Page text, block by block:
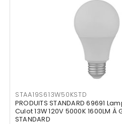
STAA19S613W50KSTD
PRODUITS STANDARD 69691
Culot 13W 120V 5000K 1600LM
STANDARD